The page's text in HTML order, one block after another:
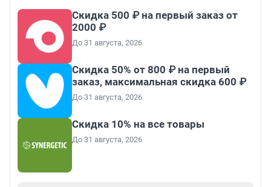
Скидка 500 ₽ на первый заказ от
2000 ₽
До 31 августа, 2026
Скидка 50% от 800 ₽ на первый
заказ, максимальная скидка 600 ₽
До 31 августа, 2026
Скидка 10% на все товары
До 31 августа, 2026